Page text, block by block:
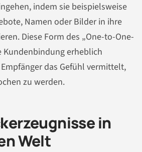
indem sie beispielsweise
Namen oder Bilder in ihre
Diese Form des „One-to-One-
Kundenbindung erheblich
das Gefühl vermittelt,
zu werden.
in
Welt